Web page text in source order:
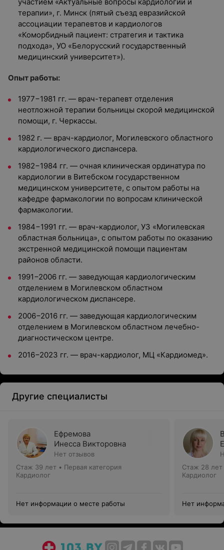
терапии», г. Минск (пятый съезд евразийской
ассоциации терапевтов и кардиологов
«Коморбидный пациент: стратегия и тактика
подхода», УО «Белорусский государственный
медицинский университет»).
Опыт работы:
1977−1981 гг. — врач-терапевт отделения
неотложной терапии больницы скорой медицинской
помощи, г. Черкассы.
1982 г. — врач-кардиолог, Могилевского областного
кардиологического диспансера.
1982−1984 гг. — очная клиническая ординатура по
кардиологии в Витебском государственном
медицинском университете, с опытом работы на
кафедре фармакологии по вопросам клинической
фармакологии.
1984−1991 гг. — врач-кардиолог, УЗ «Могилевская
областная больница», с опытом работы по оказанию
экстренной медицинской помощи пациентам
районов области.
1991−2006 гг. — заведующая кардиологическим
отделением в Могилевском областном
кардиологическом диспансере.
2006−2016 гг. — заведующая кардиологическим
отделением в Могилевском областном лечебно-
диагностическом центре.
2016−2023 гг. — врач-кардиолог, МЦ «Кардиомед».
Другие специалисты
Ефремова
Инесса Викторовна
Нет отзывов
Стаж 39 лет • Первая категория
Кардиолог
Нет информации о месте работы
Стаж 28 лет
Кардиолог
Нет